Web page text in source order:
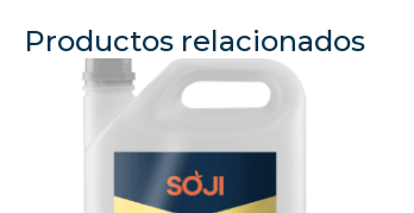
Productos relacionados